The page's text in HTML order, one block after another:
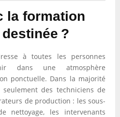
la formation
?
à toutes les personnes
dans une atmosphère
ponctuelle. Dans la majorité
des techniciens de
de production : les sous-
nettoyage, les intervenants